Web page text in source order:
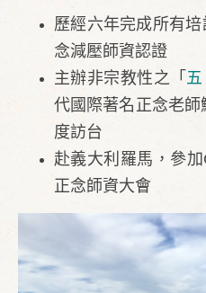
歷經六年完成所有
念減壓師資認證
主辦非宗教性之「
代國際著名正念老
度訪台
赴義大利羅馬，參
正念師資大會